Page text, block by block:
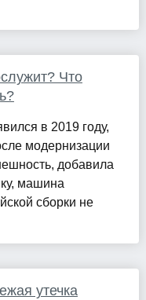
Что
в 2019 году,
модернизации
добавила
машина
сборки не
утечка